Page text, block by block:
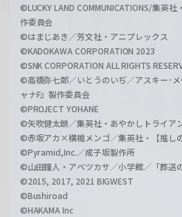
©LUCKY LAND COMMUNICATIONS/集英
作委員会
©はまじあき／芳文社・アニプレックス
©KADOKAWA CORPORATION 2023
©SNK CORPORATION ALL RIGHTS
©高橋弥七郎／いとうのいぢ／アスキー･
ャナF』製作委員会
©PROJECT YOHANE
©矢吹健太朗／集英社・あやかしトライア
©赤坂アカ×横槍メンゴ／集英社・【推し
©Pyramid,Inc.／成子坂製作所
©山田鐘人・アベツカサ／小学館／「葬送
©2015, 2017, 2021 BIGWEST
©Bushiroad
©HAKAMA Inc